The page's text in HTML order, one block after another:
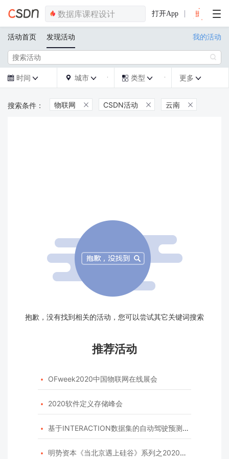
打开App
活动首页 发现活动 我的活动

 时间   城市   类型  更多 
物联网  CSDN活动  云南 
抱歉，没有找到相关的活动，您可以尝试其它关键词搜索
推荐活动
 OFweek2020中国物联网在线展会
 2020软件定义存储峰会
 基于INTERACTION数据集的自动驾驶预测模型挑战赛
 明势资本《当北京遇上硅谷》系列之2020年度开源峰会